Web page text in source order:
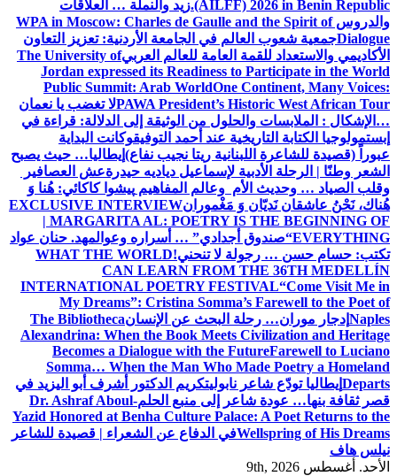
(AILFF) 2026 in Benin Republic. زيد والنملة … العلاقات
والدروسWPA in Moscow: Charles de Gaulle and the Spirit of
Dialogueجمعية شعوب العالم في الجامعة الأردنية: تعزيز التعاون
الأكاديمي والاستعداد للقمة العامة للعالم العربيThe University of
Jordan expressed its Readiness to Participate in the World
Public Summit: Arab WorldOne Continent, Many Voices:
PAWA President’s Historic West African Tourلا تغضب يا نعمان
…الإشكال : الملابسات والحلول من الوثيقة إلى الدلالة: قراءة في
إبستمولوجيا الكتابة التاريخية عند أحمد التوفيقوكانت البداية
عبوراً (قصيدة للشاعرة اللبنانية ريتا نجيب نفاع) إيطاليا… حيث يصبح
الشعر وطنًا | الرحلة الأدبية لإسماعيل دياديه حيدرةعش العصافير
وقلب الصياد … وحديث الأم وعالم المفاهيم پیشوا کاکائي: هُنا وَ
هُناك، نَحْنُ عاشقان نَديّان وَ مَغْمورانEXCLUSIVE INTERVIEW
| MARGARITA AL: POETRY IS THE BEGINNING OF
EVERYTHING“صندوق أجدادي” … أسراره وعوالمهد. حنان عواد
تكتب: حسام حسن … رجولة لا تنحني!WHAT THE WORLD
CAN LEARN FROM THE 36TH MEDELLÍN
INTERNATIONAL POETRY FESTIVAL“Come Visit Me in
My Dreams”: Cristina Somma’s Farewell to the Poet of
Naples إدجار موران… رحلة البحث عن الإنسانThe Bibliotheca
Alexandrina: When the Book Meets Civilization and Heritage
Becomes a Dialogue with the FutureFarewell to Luciano
Somma… When the Man Who Made Poetry a Homeland
Departs إيطاليا تودّع شاعر نابوليتكريم الدكتور أشرف أبو اليزيد في
قصر ثقافة بنها… عودة شاعر إلى منبع الحلمDr. Ashraf Aboul-
Yazid Honored at Benha Culture Palace: A Poet Returns to the
Wellspring of His Dreamsفي الدفاع عن الشعراء | قصيدة للشاعر
نيلس هاف
الأحد. أغسطس 9th, 2026